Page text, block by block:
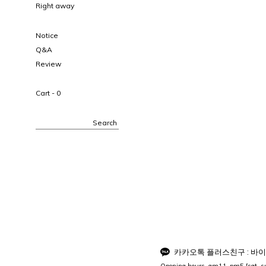
Right away
Notice
Q&A
Review
Cart - 0
Search
카카오톡 플러스친구 : 바